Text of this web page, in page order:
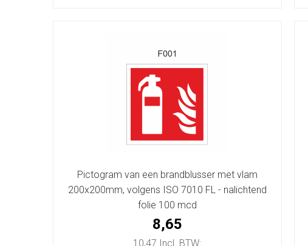
Pictogram van een brandblusser met vlam
200x200mm, volgens ISO 7010 FL - nalichtend
folie 100 mcd
8,65
10,47 Incl. BTW: